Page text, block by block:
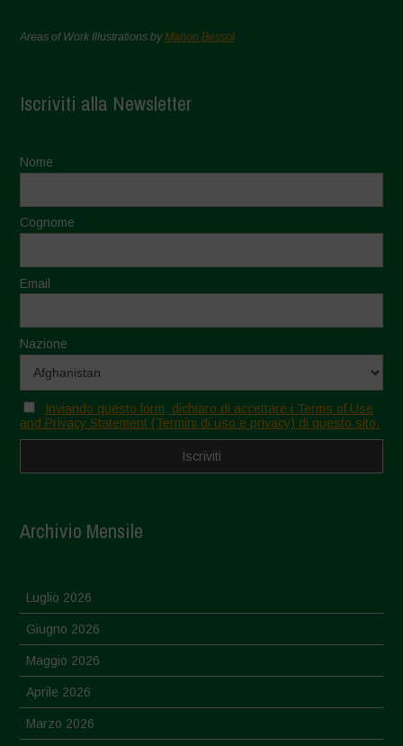
Areas of Work Illustrations byMarion Bessol
Iscriviti alla Newsletter
Nome
Cognome
Email
Nazione
Inviando questo form, dichiaro di accettare i Terms of Use
and Privacy Statement (Termini di uso e privacy) di questo sito.
Archivio Mensile
Luglio 2026
Giugno 2026
Maggio 2026
Aprile 2026
Marzo 2026